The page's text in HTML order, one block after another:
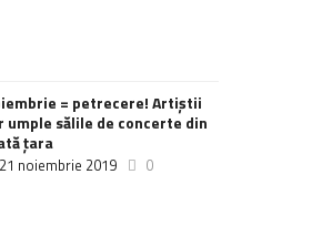
= petrecere! Artiștii
umple sălile de concerte din
țara
21 noiembrie 2019 0